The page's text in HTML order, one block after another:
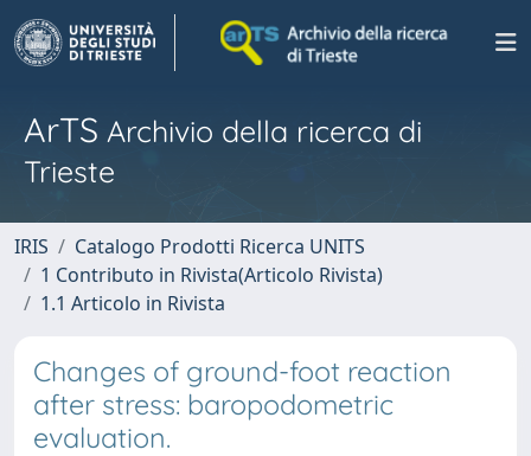
ArTS Archivio della ricerca di
Trieste
IRIS
Catalogo Prodotti Ricerca UNITS
1 Contributo in Rivista(Articolo Rivista)
1.1 Articolo in Rivista
Changes of ground-foot reaction
after stress: baropodometric
evaluation.